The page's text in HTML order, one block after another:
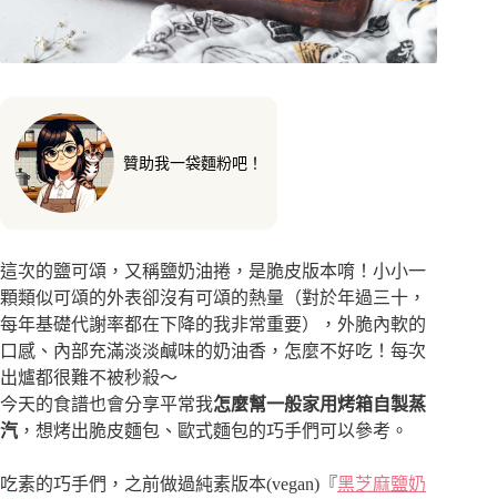
贊助我一袋麵粉吧！
這次的鹽可頌，又稱鹽奶油捲，是脆皮版本唷！小小一
顆類似可頌的外表卻沒有可頌的熱量（對於年過三十，
每年基礎代謝率都在下降的我非常重要），外脆內軟的
口感、內部充滿淡淡鹹味的奶油香，怎麼不好吃！ 每次
出爐都很難不被秒殺～
今天的食譜也會分享平常我怎麼幫一般家用烤箱自製蒸
汽 ，想烤出脆皮麵包、歐式麵包的巧手們可以參考。
吃素的巧手們，之前做過純素版本(vegan)『黑芝麻鹽奶